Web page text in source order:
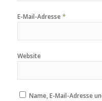
E-Mail-Adresse*
Website
Name, E-Mail-Adresse